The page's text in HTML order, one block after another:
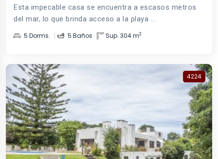
Esta impecable casa se encuentra a escasos metros
del mar, lo que brinda acceso a la playa ...
5 Dorms. 5 Baños Sup. 304 m2
4224